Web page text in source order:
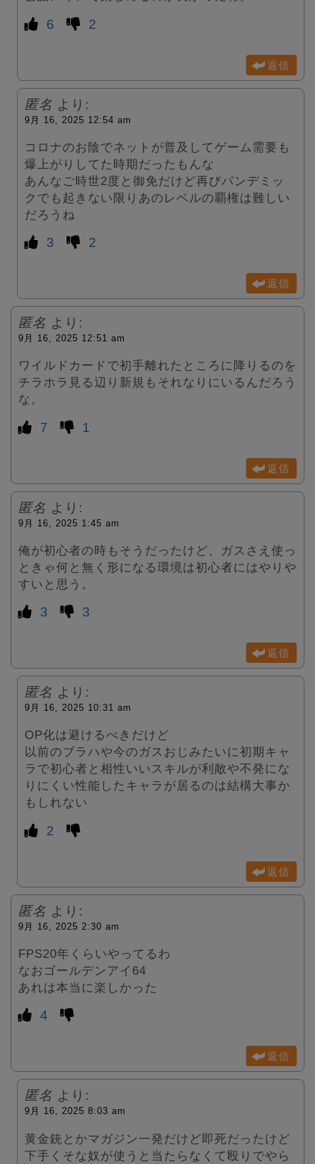
6 2
返信
匿名 より:
9月 16, 2025 12:54 am
コロナのお陰でネットが普及してゲーム需要も
爆上がりしてた時期だったもんな
あんなご時世2度と御免だけど再びパンデミッ
クでも起きない限りあのレベルの覇権は難しい
だろうね
3 2
返信
匿名 より:
9月 16, 2025 12:51 am
ワイルドカードで初手離れたところに降りるのを
チラホラ見る辺り新規もそれなりにいるんだろう
な。
7 1
返信
匿名 より:
9月 16, 2025 1:45 am
俺が初心者の時もそうだったけど、ガスさえ使っ
ときゃ何と無く形になる環境は初心者にはやりや
すいと思う。
3 3
返信
匿名 より:
9月 16, 2025 10:31 am
OP化は避けるべきだけど
以前のブラハや今のガスおじみたいに初期キャ
ラで初心者と相性いいスキルが利敵や不発にな
りにくい性能したキャラが居るのは結構大事か
もしれない
2
返信
匿名 より:
9月 16, 2025 2:30 am
FPS20年くらいやってるわ
なおゴールデンアイ64
あれは本当に楽しかった
4
返信
匿名 より:
9月 16, 2025 8:03 am
黄金銃とかマガジン一発だけど即死だったけど
下手くそな奴が使うと当たらなくて殴りでやら